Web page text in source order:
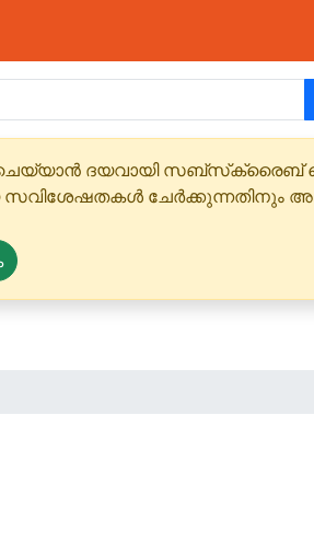
ചെയ്യാൻ ദയവായി
സവിശേഷതകൾ ചേർക്കുന്നതിനും